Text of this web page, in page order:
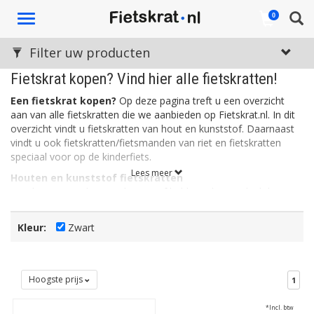
Toggle
0
Fietskrat kopen? Vind hier alle fietskratten!
Een fietskrat kopen? Op deze pagina treft u een overzicht
aan van alle fietskratten die we aanbieden op Fietskrat.nl. In dit
overzicht vindt u fietskratten van hout en kunststof. Daarnaast
vindt u ook fietskratten/fietsmanden van riet en fietskratten
speciaal voor op de kinderfiets.
Houten en kunststof fietskratten
wendbaarheid en het sturen ten goede komt. Kunststof
fietskratten zijn vaak verkrijgbaar in allerlei leuke kleuren. Houten
weersinvloeden.
Een rieten fietskrat is eigenlijk een fietsmand in de vorm van een
Lees meer
Filter uw producten
Kleur: Zwart
Hoogste prijs 1
*Incl. btw